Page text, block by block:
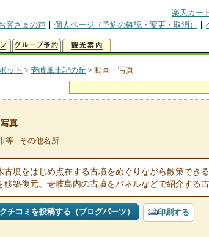
楽天カー
客さまの声
個人ページ（予約の確認・変更・取消）
ット > 壱岐風土記の丘 > 動画・写真
真
等 - その他名所
古墳をはじめ点在する古墳をめぐりながら散策でき
移築復元。壱岐島内の古墳をパネルなどで紹介する古
チコミを投稿する（ブログパーツ） 印刷する